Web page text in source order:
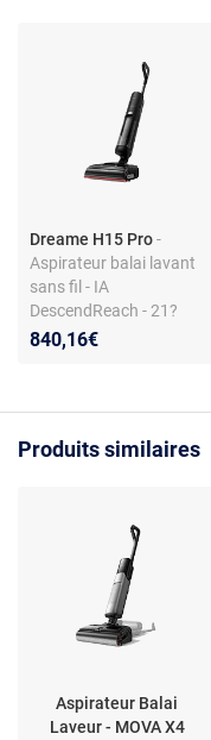
Dreame H15 Pro-
Aspirateur balai lavant
sans fil - IA
DescendReach - 21?
000 Pa - séchage 90°C -
840,16€
Produits similaires
Aspirateur Balai
Laveur - MOVA X4